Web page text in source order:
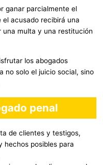
ganar parcialmente el
acusado recibirá una
una multa y una restitución
los abogados
no solo el juicio social, sino
penal
de clientes y testigos,
hechos posibles para